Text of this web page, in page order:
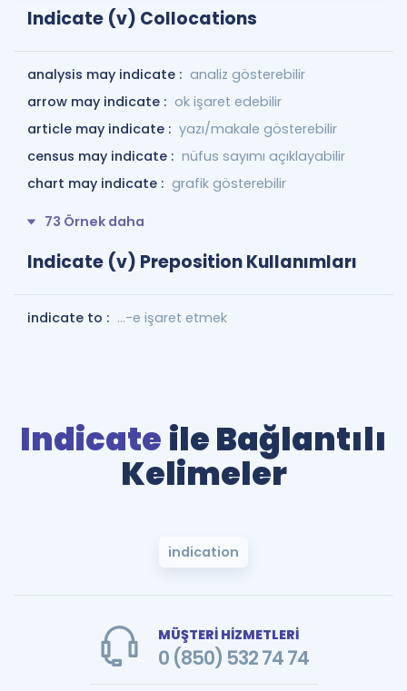
Indicate (v) Collocations
analysis may indicate : analiz gösterebilir
arrow may indicate : ok işaret edebilir
article may indicate : yazı/makale gösterebilir
census may indicate : nüfus sayımı açıklayabilir
chart may indicate : grafik gösterebilir
73 Örnek daha
Indicate (v) Preposition Kullanımları
indicate to : ...-e işaret etmek
Indicate ile Bağlantılı
Kelimeler
indication
MÜŞTERİ HİZMETLERİ
0 (850) 532 74 74